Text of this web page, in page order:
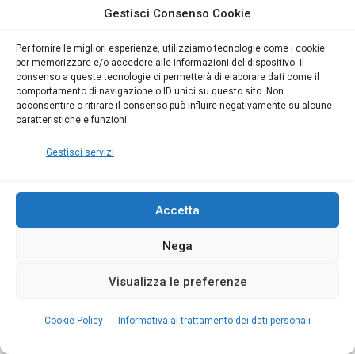
Gestisci Consenso Cookie
Per fornire le migliori esperienze, utilizziamo tecnologie come i cookie
per memorizzare e/o accedere alle informazioni del dispositivo. Il
consenso a queste tecnologie ci permetterà di elaborare dati come il
comportamento di navigazione o ID unici su questo sito. Non
acconsentire o ritirare il consenso può influire negativamente su alcune
caratteristiche e funzioni.
Gestisci servizi
Accetta
Nega
Visualizza le preferenze
Cookie Policy Informativa al trattamento dei dati personali
Sergio Schettini 22 Luglio 2021
SUCCESSIONI E VOLTURE
Addio Desktop Telematico grazie a Blumatica